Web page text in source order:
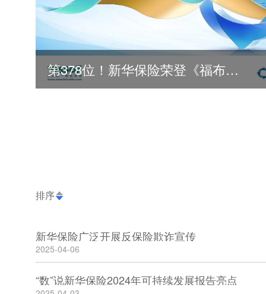
第378位！新华保险荣登《福布斯》全球500强
排序
新华保险广泛开展反保险欺诈宣传
2025-04-06
“数”说新华保险2024年可持续发展报告亮点